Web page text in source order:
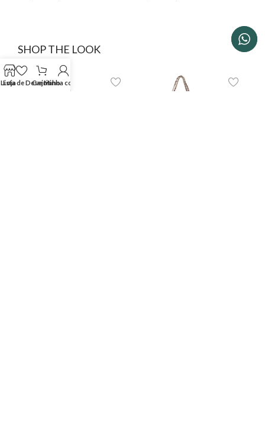
SHOP THE LOOK
Loja
Lista de Desejos
Carrinho
Minha conta